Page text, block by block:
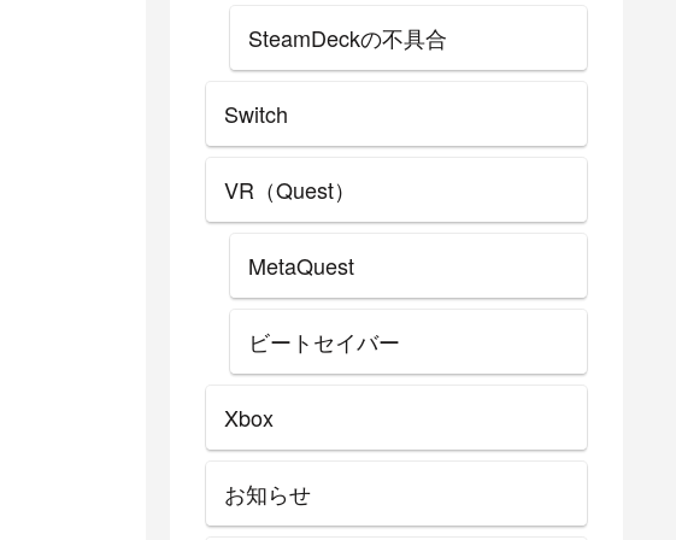
SteamDeckの不具合
Switch
VR（Quest）
MetaQuest
ビートセイバー
Xbox
お知らせ